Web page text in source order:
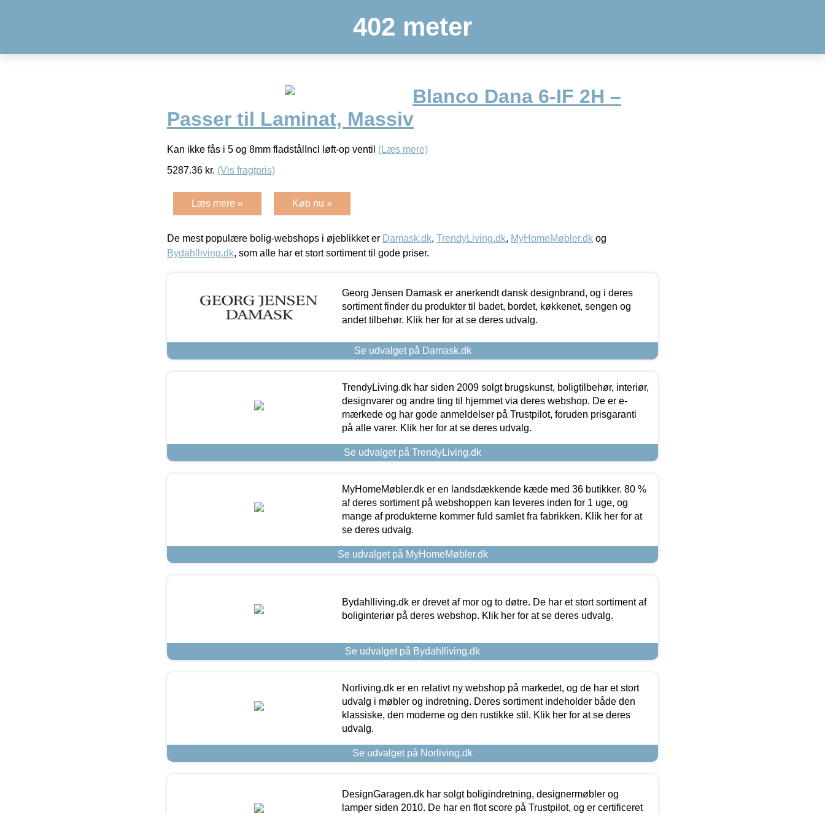
402 meter
Blanco Dana 6-IF 2H –
Passer til Laminat, Massiv
Kan ikke fås i 5 og 8mm fladstålIncl løft-op ventil (Læs mere)
5287.36 kr. (Vis fragtpris)
Læs mere » Køb nu »
De mest populære bolig-webshops i øjeblikket er Damask.dk, TrendyLiving.dk, MyHomeMøbler.dk og
Bydahlliving.dk, som alle har et stort sortiment til gode priser.
Georg Jensen Damask er anerkendt dansk designbrand, og i deres
sortiment finder du produkter til badet, bordet, køkkenet, sengen og
andet tilbehør. Klik her for at se deres udvalg.
Se udvalget på Damask.dk
TrendyLiving.dk har siden 2009 solgt brugskunst, boligtilbehør, interiør,
designvarer og andre ting til hjemmet via deres webshop. De er e-
mærkede og har gode anmeldelser på Trustpilot, foruden prisgaranti
på alle varer. Klik her for at se deres udvalg.
Se udvalget på TrendyLiving.dk
MyHomeMøbler.dk er en landsdækkende kæde med 36 butikker. 80 %
af deres sortiment på webshoppen kan leveres inden for 1 uge, og
mange af produkterne kommer fuld samlet fra fabrikken. Klik her for at
se deres udvalg.
Se udvalget på MyHomeMøbler.dk
Bydahlliving.dk er drevet af mor og to døtre. De har et stort sortiment af
boliginteriør på deres webshop. Klik her for at se deres udvalg.
Se udvalget på Bydahlliving.dk
Norliving.dk er en relativt ny webshop på markedet, og de har et stort
udvalg i møbler og indretning. Deres sortiment indeholder både den
klassiske, den moderne og den rustikke stil. Klik her for at se deres
udvalg.
Se udvalget på Norliving.dk
DesignGaragen.dk har solgt boligindretning, designermøbler og
lamper siden 2010. De har en flot score på Trustpilot, og er certificeret